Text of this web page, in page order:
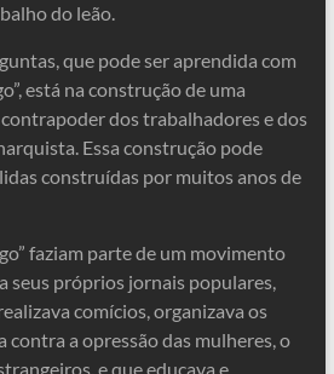
do leão.
que pode ser aprendida com
está na construção de uma
dos trabalhadores e dos
Essa construção pode
construídas por muitos anos de
faziam parte de um movimento
seus próprios jornais populares,
comícios, organizava os
contra a opressão das mulheres, o
e que educava e